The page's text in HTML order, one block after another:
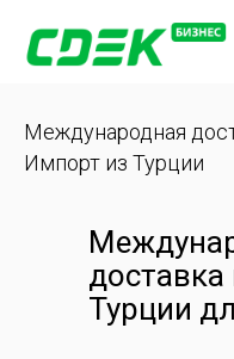
Международная
Импорт из Турции
доставка
Турции